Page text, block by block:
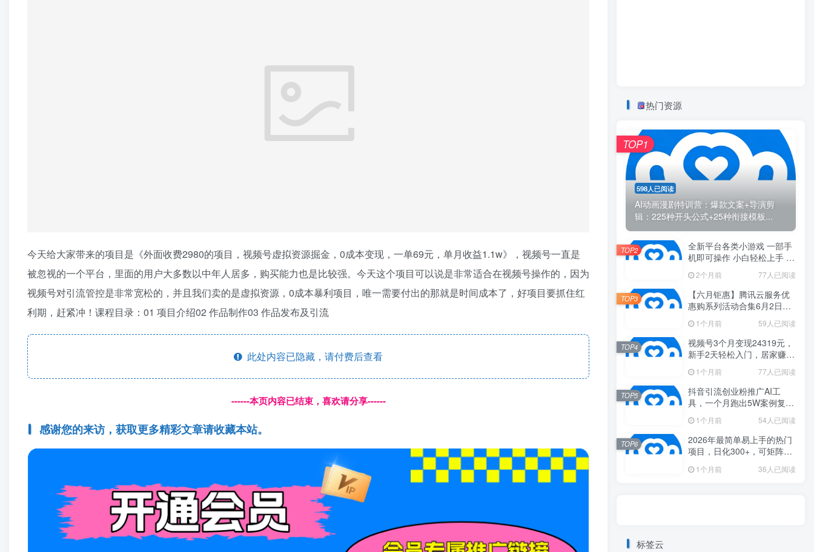
今天给大家带来的项目是《外面收费2980的项目，视频号虚拟资源掘金，0成本变现，一单69元，单月收益1.1w》，视频号一直是
被忽视的一个平台，里面的用户大多数以中年人居多，购买能力也是比较强。今天这个项目可以说是非常适合在视频号操作的，因为
视频号对引流管控是非常宽松的，并且我们卖的是虚拟资源，0成本暴利项目，唯一需要付出的那就是时间成本了，好项目要抓住红
利期，赶紧冲！课程目录：01 项目介绍02 作品制作03 作品发布及引流
此处内容已隐藏，请付费后查看
------本页内容已结束，喜欢请分享------
感谢您的来访，获取更多精彩文章请收藏本站。
热门资源
598人已阅读
AI动画漫剧特训营：爆款文案+导演剪
辑：225种开头公式+25种衔接模板...
TOP1
全新平台各类小游戏 一部手
机即可操作 小白轻松上手 长
期稳定 居家月入过万
2个月前 77人已阅读
TOP2
【六月钜惠】腾讯云服务优
惠购系列活动合集6月2日更
新 1个月前 59人已阅读
TOP3
视频号3个月变现24319元，
新手2天轻松入门，居家赚米
新思路！
1个月前 77人已阅读
TOP4
抖音引流创业粉推广AI工
具，一个月跑出5W案例复
盘，从0拆解完整流程
1个月前 54人已阅读
TOP5
2026年最简单易上手的热门
项目，日化300+，可矩阵操
1个月前 36人已阅读
TOP6
标签云